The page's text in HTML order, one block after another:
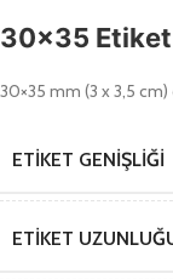
30×35 Etiket
30×35 mm (3 x 3,5 cm)
ETIKET GENIŞLIĞI
ETIKET